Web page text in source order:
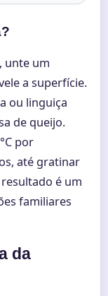
unte um
a superfície.
ou linguiça
de queijo.
por
até gratinar
é um
familiares
da